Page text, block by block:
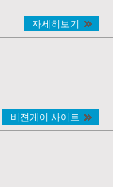
자세히보기
비젼케어 사이트